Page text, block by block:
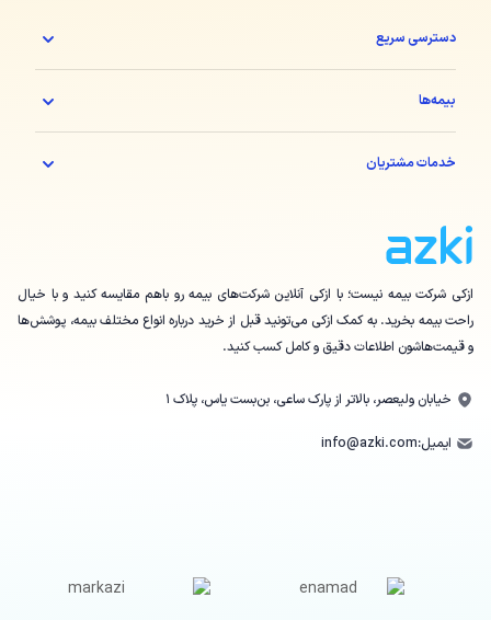
ازکی شرکت بیمه نیست؛ با ازکی آنلاین شرکت‌های بیمه رو باهم مقایسه کنید و با خیال
راحت بیمه بخرید. به کمک ازکی می‌تونید قبل از خرید درباره انواع مختلف بیمه، پوشش‌ها
و قیمت‌هاشون اطلاعات دقیق و کامل کسب کنید.
خیابان ولیعصر، بالاتر از پارک ساعی، بن‌بست یاس، پلاک ۱
ایمیل:info@azki.com
دسترسی سریع
بیمه‌ها
خدمات مشتریان